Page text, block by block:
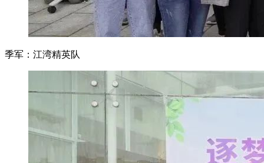
季军：江湾精英队